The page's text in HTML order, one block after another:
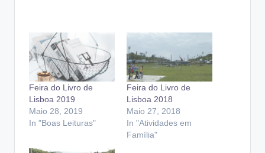
Feira do Livro de
Lisboa 2019
Maio 28, 2019
In "Boas Leituras"
Feira do Livro de
Lisboa 2018
Maio 27, 2018
In "Atividades em
Família"